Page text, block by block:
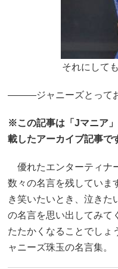
それにして
―――ジャニーズとってお
※この記事は「Jマニア
載したアーカイブ記事で
優れたエンターティナ
数々の名言を残していま
き笑いたいとき、泣き
の名言を思い出してみて
たたかくなることでしょ
ャニーズ珠玉の名言集。